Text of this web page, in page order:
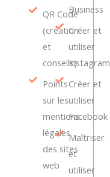
QR Code
(création
et
conseils)
Points
sur les
mentions
légales
des sites
web
Business
Créer et
utiliser
Instagram
Créer et
utiliser
Facebook
Maîtriser
et
utiliser